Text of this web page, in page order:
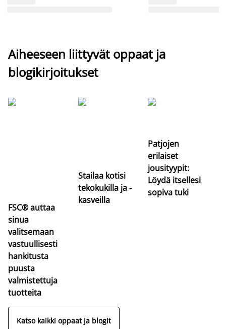
Aiheeseen liittyvät oppaat ja
blogikirjoitukset
FSC® auttaa
sinua
valitsemaan
vastuullisesti
hankitusta
puusta
valmistettuja
tuotteita
Stailaa kotisi
tekokukilla ja -
kasveilla
Patjojen
erilaiset
jousityypit:
Löydä itsellesi
sopiva tuki
Katso kaikki oppaat ja blogit